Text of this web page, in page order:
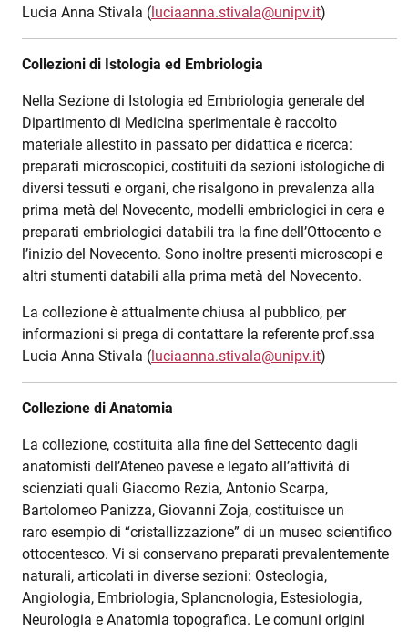
Lucia Anna Stivala (luciaanna.stivala@unipv.it)
Collezioni di Istologia ed Embriologia
Nella Sezione di Istologia ed Embriologia generale del
Dipartimento di Medicina sperimentale è raccolto
materiale allestito in passato per didattica e ricerca:
preparati microscopici, costituiti da sezioni istologiche di
diversi tessuti e organi, che risalgono in prevalenza alla
prima metà del Novecento, modelli embriologici in cera e
preparati embriologici databili tra la fine dell’Ottocento e
l’inizio del Novecento. Sono inoltre presenti microscopi e
altri stumenti databili alla prima metà del Novecento.
La collezione è attualmente chiusa al pubblico, per
informazioni si prega di contattare la referente prof.ssa
Lucia Anna Stivala (luciaanna.stivala@unipv.it)
Collezione di Anatomia
La collezione, costituita alla fine del Settecento dagli
anatomisti dell’Ateneo pavese e legato all’attività di
scienziati quali Giacomo Rezia, Antonio Scarpa,
Bartolomeo Panizza, Giovanni Zoja, costituisce un
raro esempio di “cristallizzazione” di un museo scientifico
ottocentesco. Vi si conservano preparati prevalentemente
naturali, articolati in diverse sezioni: Osteologia,
Angiologia, Embriologia, Splancnologia, Estesiologia,
Neurologia e Anatomia topografica. Le comuni origini